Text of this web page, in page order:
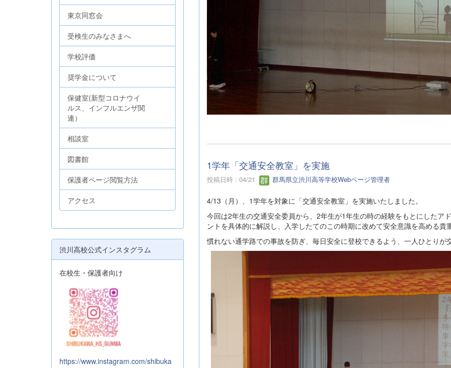
1学年「交通安全教室」を実施
投稿日時 : 04/21 群馬県立渋川高等学校Webページ管理者
4/13（月）、1学年を対象に「交通安全教室」を実施いたしました。
今回は2年生の交通安全委員から、2年生が1年生の時の経験をもとにしたア
ントを具体的に解説し、入学したてのこの時期に改めて安全意識を高める貴
慣れない通学路での事故を防ぎ、毎日安全に登校できるよう、一人ひとり
東京同窓会
受検生のみなさまへ
学校評価
奨学金について
保健室(新型コロナウイ
ルス、インフルエンザ関
連）
相談室
図書館
保護者ページ閲覧方法
アクセス
渋川高校公式インスタグラム
在校生・保護者向け
https://www.instagram.com/shibuka